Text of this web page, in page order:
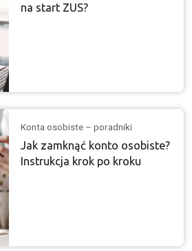
na start ZUS?
Konta osobiste – poradniki
Jak zamknąć konto osobiste?
Instrukcja krok po kroku